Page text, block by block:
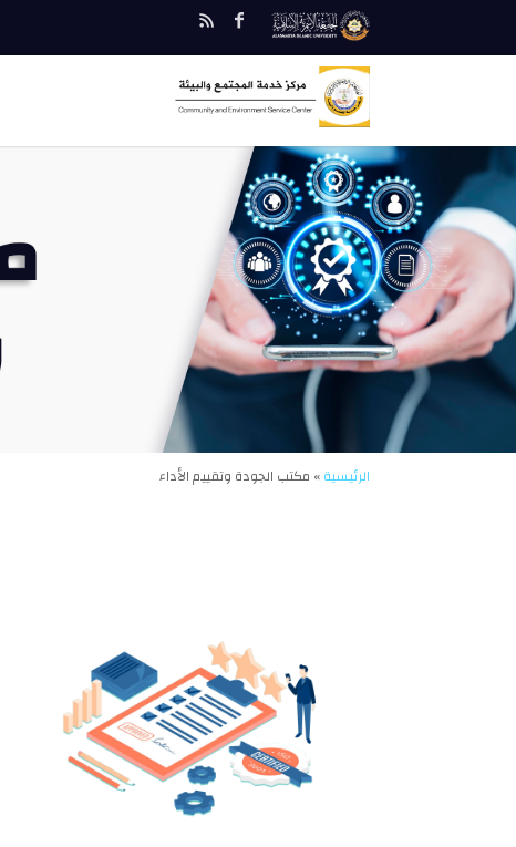
الرئيسية» مكتب الجودة وتقييم الأداء